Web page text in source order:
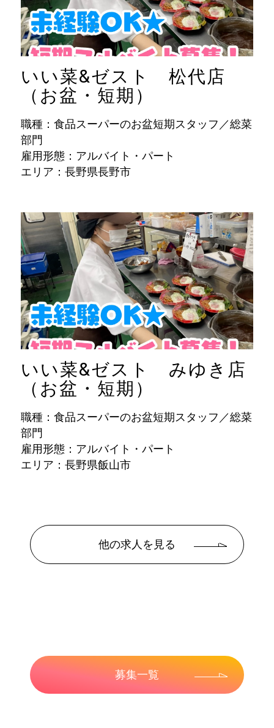
いい菜&ゼスト 松代店
（お盆・短期）
職種：食品スーパーのお盆短期スタッフ／総菜
部門
雇用形態：アルバイト・パート
エリア：長野県長野市
いい菜&ゼスト みゆき店
（お盆・短期）
職種：食品スーパーのお盆短期スタッフ／総菜
部門
雇用形態：アルバイト・パート
エリア：長野県飯山市
他の求人を見る
募集一覧